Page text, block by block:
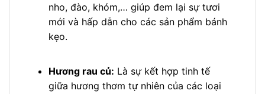
nho, đào, khóm,… giúp đem lại sự tươi
mới và hấp dẫn cho các sản phẩm bánh
kẹo.
Hương rau củ: Là sự kết hợp tinh tế
giữa hương thơm tự nhiên của các loại